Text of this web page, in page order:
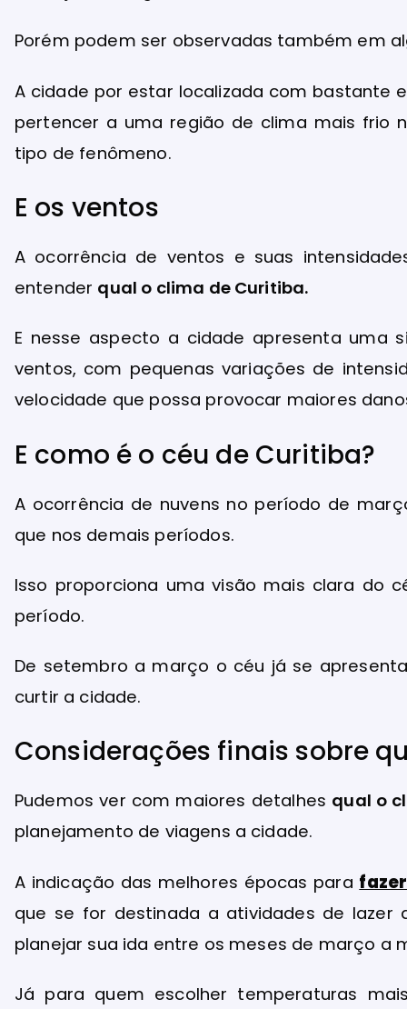
Porém podem ser observadas também em
A cidade por estar localizada com bastante
pertencer a uma região de clima mais frio
tipo de fenômeno.
E os ventos
A ocorrência de ventos e suas
entender qual o clima de Curitiba.
E nesse aspecto a cidade apresenta uma
ventos, com pequenas variações de
velocidade que possa provocar maiores
E como é o céu de Curitiba?
A ocorrência de nuvens no período de
que nos demais períodos.
Isso proporciona uma visão mais clara do
período.
De setembro a março o céu já se
curtir a cidade.
Considerações finais sobre
Pudemos ver com maiores detalhes qual o
planejamento de viagens a cidade.
A indicação das melhores épocas para fazer
que se for destinada a atividades de lazer
planejar sua ida entre os meses de março a
Já para quem escolher temperaturas